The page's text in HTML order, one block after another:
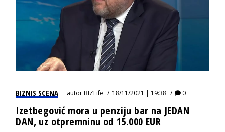
BIZNIS SCENA autorBIZLife 18/11/2021 | 19:38 0
Izetbegović mora u penziju bar na JEDAN
DAN, uz otpremninu od 15.000 EUR